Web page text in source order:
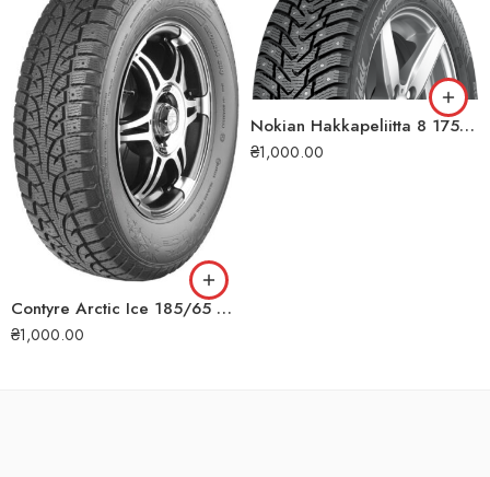
Contyre Arctic Ice 185/65 R15 Т88 зимова шина
₴1,000.00
Nokian Hakkapeliitta 8 175/65 R15 88T XL (ШИП) зимова шина
₴1,000.00